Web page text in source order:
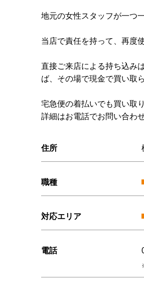
地元の女性スタッフが一つ
当店で責任を持って、再度
直接ご来店による持ち込み
ば、その場で現金で買い取
宅急便の着払いでも買い取
詳細はお電話でお問い合わ
住所
職種
対応エリア
電話